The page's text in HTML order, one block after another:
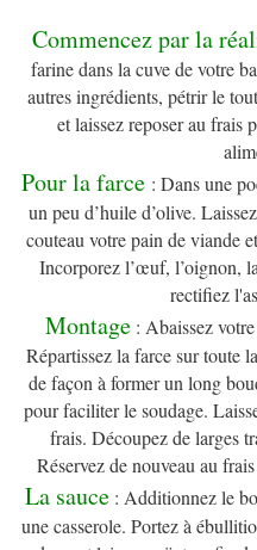
Commencez par la
farine dans la cuve de votre
autres ingrédients, pétrir le
et laissez reposer au frais
Pour la farce : Dans une
un peu d’huile d’olive.
couteau votre pain de viande
Incorporez l’œuf, l’oignon,
rectifiez
Montage : Abaissez
Répartissez la farce sur toute
de façon à former un long
pour faciliter le soudage.
frais. Découpez de larges
Réservez de nouveau au
La sauce: Additionnez le
une casserole. Portez à